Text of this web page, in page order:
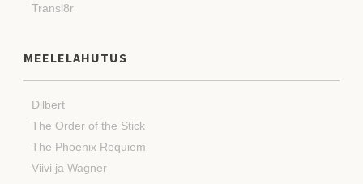
Transl8r
MEELELAHUTUS
Dilbert
The Order of the Stick
The Phoenix Requiem
Viivi ja Wagner